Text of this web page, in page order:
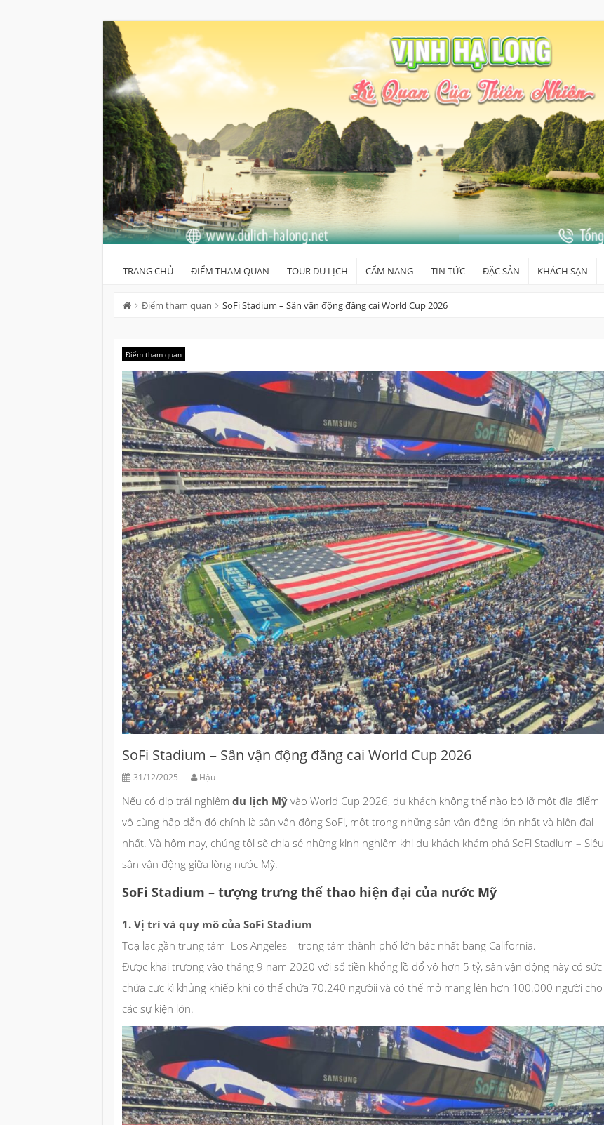
Skip
to
content
TRANG CHỦ ĐIỂM THAM QUAN TOUR DU LỊCH CẨM NANG TIN TỨC ĐẶC SẢN KHÁCH SẠN
Điểm tham quan SoFi Stadium – Sân vận động đăng cai World Cup 2026
Điểm tham quan
SoFi Stadium – Sân vận động đăng cai World Cup 2026
31/12/2025 Hậu
Nếu có dịp trải nghiệm du lịch Mỹ vào World Cup 2026, du khách không thể nào bỏ lỡ một địa điểm
vô cùng hấp dẫn đó chính là sân vận động SoFi, một trong những sân vận động lớn nhất và hiện đại
nhất. Và hôm nay, chúng tôi sẽ chia sẻ những kinh nghiệm khi du khách khám phá SoFi Stadium – Siêu
sân vận động giữa lòng nước Mỹ.
SoFi Stadium – tượng trưng thể thao hiện đại của nước Mỹ
1. Vị trí và quy mô của SoFi Stadium
Toạ lạc gần trung tâm Los Angeles – trọng tâm thành phố lớn bậc nhất bang California.
Được khai trương vào tháng 9 năm 2020 với số tiền khổng lồ đổ vô hơn 5 tỷ, sân vận động này có sức
chứa cực kì khủng khiếp khi có thể chứa 70.240 ngườii và có thể mở mang lên hơn 100.000 người cho
các sự kiện lớn.